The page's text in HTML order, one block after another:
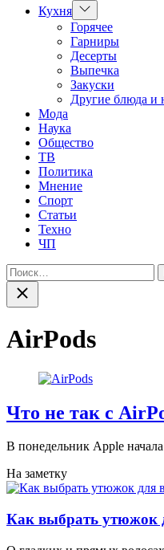
Кухня Показать
подменю
Горячее
Гарниры
Десерты
Выпечка
Закуски
Другие блюда и
Мода
Наука
Общество
ТВ
Политика
Мнение
Спорт
Статьи
Техно
ЧП
Найти:
Закрыть
поиск
AirPods
Что не так с
В понедельник Apple
На заметку
Как выбрать утюжок